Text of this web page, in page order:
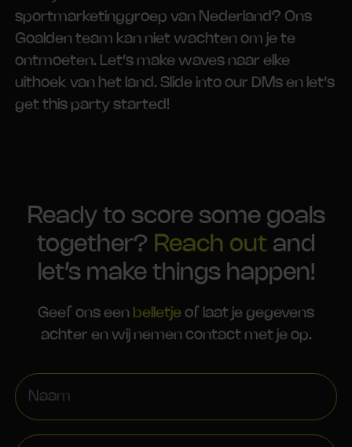
sportmarketinggroep van Nederland? Ons
Goalden team kan niet wachten om je te
ontmoeten. Let’s make waves naar elke
uithoek van het land. Slide into our DMs en let’s
get this party started!
Ready to score some goals
together? Reach out and
let’s make things happen!
Geef ons een belletje of laat je gegevens
achter en wij nemen contact met je op.